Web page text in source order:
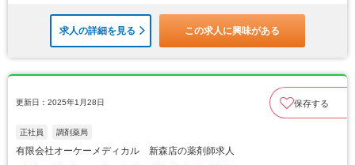
求人の詳細を見る この求人に興味がある
更新日：2025年1月28日 保存する
正社員 調剤薬局
有限会社オーケーメディカル 新森店の薬剤師求人